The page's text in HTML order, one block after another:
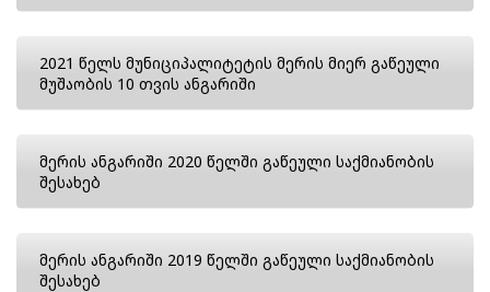
2021 წელს მუნიციპალიტეტის მერის მიერ გაწეული
მუშაობის 10 თვის ანგარიში
მერის ანგარიში 2020 წელში გაწეული საქმიანობის
შესახებ
მერის ანგარიში 2019 წელში გაწეული საქმიანობის
შესახებ